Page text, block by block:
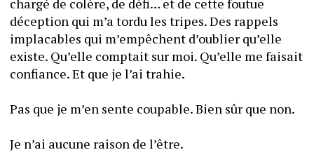
chargé de colère, de défi… et de cette foutue
déception qui m’a tordu les tripes. Des rappels
implacables qui m’empêchent d’oublier qu’elle
existe. Qu’elle comptait sur moi. Qu’elle me faisait
confiance. Et que je l’ai trahie.
Je n’ai aucune raison de l’être.